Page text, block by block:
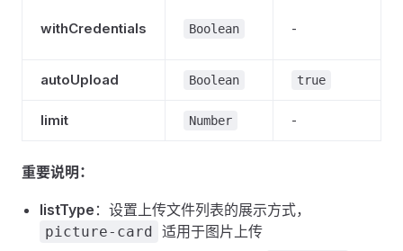
withCredentials Boolean -
autoUpload Boolean true
limit Number -
重要说明：
listType ：设置上传文件列表的展示方式，
picture-card 适用于图片上传